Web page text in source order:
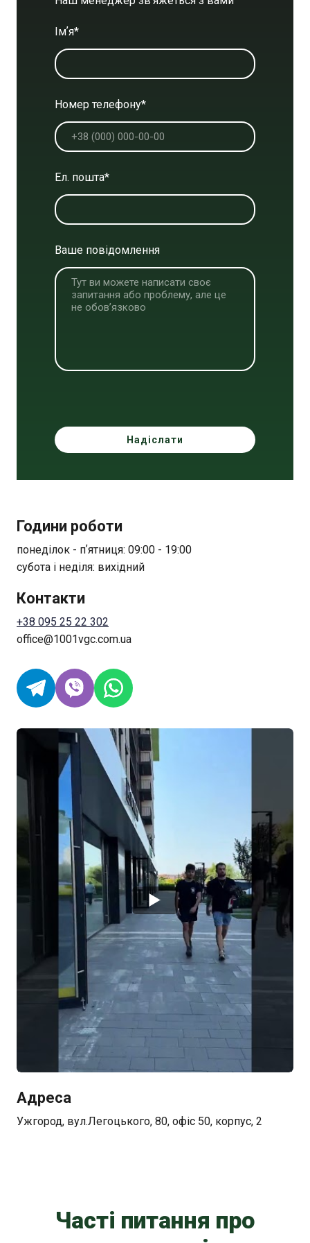
Імʼя*
Номер телефону*
Ел. пошта*
Ваше повідомлення
Надіслати
Години роботи
понеділок - пʼятниця: 09:00 - 19:00
субота і неділя: вихідний
Контакти
+38 095 25 22 302
office@1001vgc.com.ua
Адреса
Ужгород, вул.Легоцького, 80, офіс 50, корпус, 2
Часті питання про